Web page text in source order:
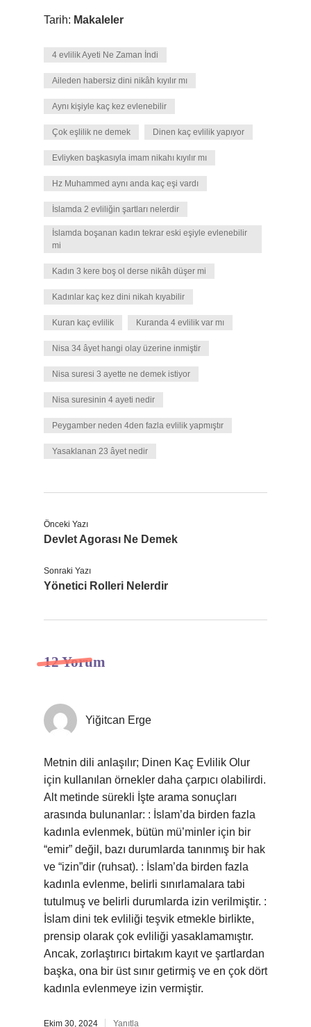
Tarih: Makaleler
4 evlilik Ayeti Ne Zaman İndi
Aileden habersiz dini nikâh kıyılır mı
Aynı kişiyle kaç kez evlenebilir
Çok eşlilik ne demek Dinen kaç evlilik yapıyor
Evliyken başkasıyla imam nikahı kıyılır mı
Hz Muhammed aynı anda kaç eşi vardı
İslamda 2 evliliğin şartları nelerdir
İslamda boşanan kadın tekrar eski eşiyle evlenebilir
mi
Kadın 3 kere boş ol derse nikâh düşer mi
Kadınlar kaç kez dini nikah kıyabilir
Kuran kaç evlilik Kuranda 4 evlilik var mı
Nisa 34 âyet hangi olay üzerine inmiştir
Nisa suresi 3 ayette ne demek istiyor
Nisa suresinin 4 ayeti nedir
Peygamber neden 4den fazla evlilik yapmıştır
Yasaklanan 23 âyet nedir
Önceki Yazı
Devlet Agorası Ne Demek
Sonraki Yazı
Yönetici Rolleri Nelerdir
12 Yorum
Yiğitcan Erge
Metnin dili anlaşılır; Dinen Kaç Evlilik Olur
için kullanılan örnekler daha çarpıcı olabilirdi.
Alt metinde sürekli İşte arama sonuçları
arasında bulunanlar: : İslam’da birden fazla
kadınla evlenmek, bütün mü’minler için bir
“emir” değil, bazı durumlarda tanınmış bir hak
ve “izin”dir (ruhsat). : İslam’da birden fazla
kadınla evlenme, belirli sınırlamalara tabi
tutulmuş ve belirli durumlarda izin verilmiştir. :
İslam dini tek evliliği teşvik etmekle birlikte,
prensip olarak çok evliliği yasaklamamıştır.
Ancak, zorlaştırıcı birtakım kayıt ve şartlardan
başka, ona bir üst sınır getirmiş ve en çok dört
kadınla evlenmeye izin vermiştir.
Ekim 30, 2024 Yanıtla